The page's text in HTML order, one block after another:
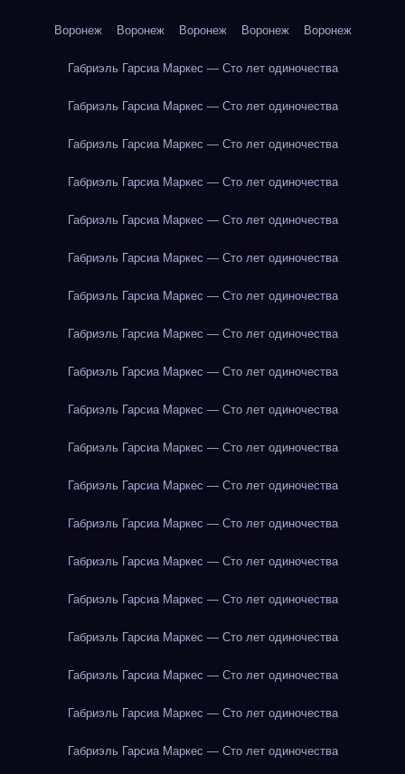
Воронеж Воронеж Воронеж Воронеж Воронеж
Габриэль Гарсиа Маркес — Сто лет одиночества
Габриэль Гарсиа Маркес — Сто лет одиночества
Габриэль Гарсиа Маркес — Сто лет одиночества
Габриэль Гарсиа Маркес — Сто лет одиночества
Габриэль Гарсиа Маркес — Сто лет одиночества
Габриэль Гарсиа Маркес — Сто лет одиночества
Габриэль Гарсиа Маркес — Сто лет одиночества
Габриэль Гарсиа Маркес — Сто лет одиночества
Габриэль Гарсиа Маркес — Сто лет одиночества
Габриэль Гарсиа Маркес — Сто лет одиночества
Габриэль Гарсиа Маркес — Сто лет одиночества
Габриэль Гарсиа Маркес — Сто лет одиночества
Габриэль Гарсиа Маркес — Сто лет одиночества
Габриэль Гарсиа Маркес — Сто лет одиночества
Габриэль Гарсиа Маркес — Сто лет одиночества
Габриэль Гарсиа Маркес — Сто лет одиночества
Габриэль Гарсиа Маркес — Сто лет одиночества
Габриэль Гарсиа Маркес — Сто лет одиночества
Габриэль Гарсиа Маркес — Сто лет одиночества